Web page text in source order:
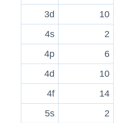
3d
10
4s
2
4p
6
4d
10
4f
14
5s
2